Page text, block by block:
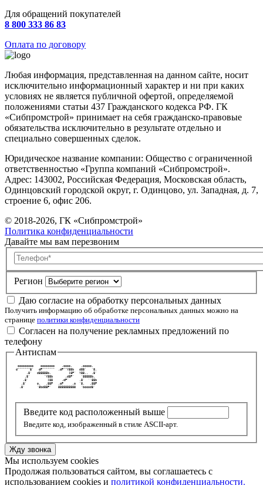
Для обращений покупателей
8 800 333 86 83
Оплата по договору
Любая информация, представленная на данном сайте, носит
исключительно информационный характер и ни при каких
условиях не является публичной офертой, определяемой
положениями статьи 437 Гражданского кодекса РФ. ГК
«Сибпромстрой» принимает на себя гражданско-правовые
обязательства исключительно в результате отдельно и
специально совершенных сделок.
Юридическое название компании: Общество с ограниченной
ответственностью «Группа компаний «Сибпромстрой».
Адрес: 143002, Российская Федерация, Московская область,
Одинцовский городской округ, г. Одинцово, ул. Западная, д. 7,
строение 6, офис 206.
© 2018-2026, ГК «Сибпромстрой»
Политика конфиденциальности
Давайте мы вам перезвоним
Телефон
Регион
Даю согласие на обработку персональных данных
Получить информацию об обработке персональных данных можно на
странице политики конфиденциальности
Согласен на получение рекламных предложений по
телефону
Антиспам
  ooooooooo    oooooooo    .oooo.     .ooooo.
d"""""""8'   dP"""""""  .dP""Y88b   d88'   `8.
       .8'   d88888b.          ]8P'  Y88..  .8'
      .8'        `Y88b       .d8P'    `88888b.
     .8'           ]88     .dP'      .8'  ``88b
    .8'      o.   .88P   .oP     .o  `8.   .88P
   .8'       `8bd88P'    8888888888   `boood8'
Введите код расположенный выше
Введите код, изображенный в стиле ASCII-арт.
Жду звонка
Мы используем cookies
Продолжая пользоваться сайтом, вы соглашаетесь с
использованием cookies и политикой конфиденциальности.